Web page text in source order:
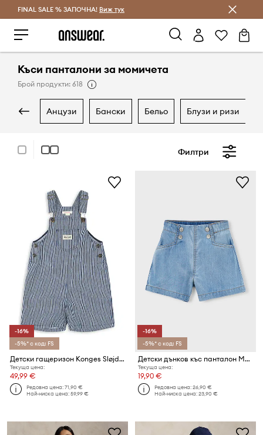
Спестявай с Answear Club
FINAL SALE % ЗАПОЧНА! Виж тук
Къси панталони за момичета
Брой продукти: 618
анцузи бански бельо блузи и ризи
Филтри
-16%
-5%* с код: FS
Детски гащеризон Konges Sløjd LUC OVERALLS GOTS
Текуща цена:
49,99 €
Редовна цена:71,90 €
Най-ниска цена:59,99 €
-16%
-5%* с код: FS
Детски дънков къс панталон Mayoral
Текуща цена:
19,90 €
Редовна цена:26,90 €
Най-ниска цена:23,90 €